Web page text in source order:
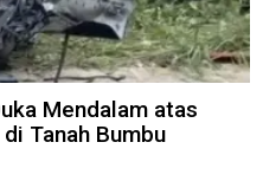
Mendalam atas
Tanah Bumbu